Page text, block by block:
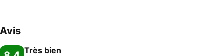
Avis
Très bien